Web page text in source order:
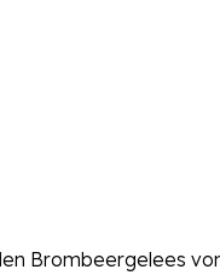
Brombeergelees